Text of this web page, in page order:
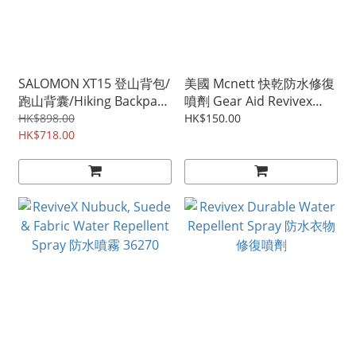
SALOMON XT15 登山背包/
跑山背囊/Hiking Backpack
黑色
HK$898.00
HK$718.00
美國 Mcnett 快乾防水修復
噴劑 Gear Aid Revivex
Instant Water Repellent
HK$150.00